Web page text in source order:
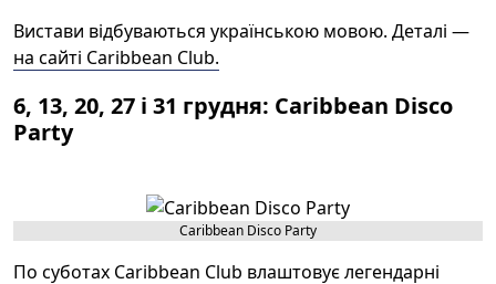
Вистави відбуваються українською мовою. Деталі —
на сайті Caribbean Club.
6, 13, 20, 27 і 31 грудня: Caribbean Disco
Party
Caribbean Disco Party
По суботах Caribbean Club влаштовує легендарні